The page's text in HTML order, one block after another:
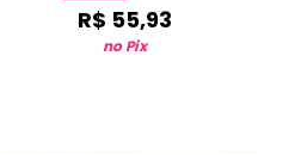
R$ 55,93
no Pix